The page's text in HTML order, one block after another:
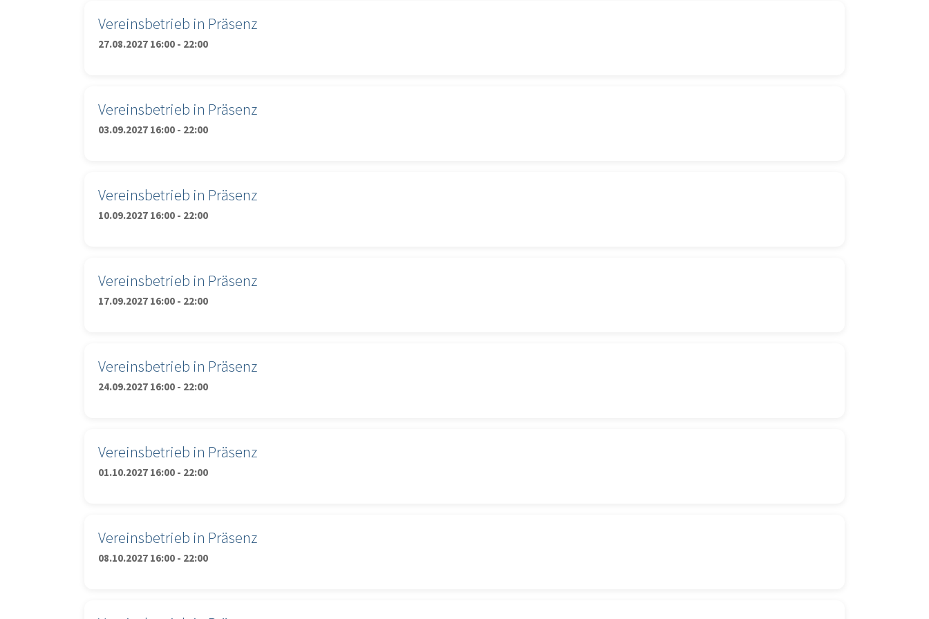
Vereinsbetrieb in Präsenz
27.08.2027 16:00 - 22:00
Vereinsbetrieb in Präsenz
03.09.2027 16:00 - 22:00
Vereinsbetrieb in Präsenz
10.09.2027 16:00 - 22:00
Vereinsbetrieb in Präsenz
17.09.2027 16:00 - 22:00
Vereinsbetrieb in Präsenz
24.09.2027 16:00 - 22:00
Vereinsbetrieb in Präsenz
01.10.2027 16:00 - 22:00
Vereinsbetrieb in Präsenz
08.10.2027 16:00 - 22:00